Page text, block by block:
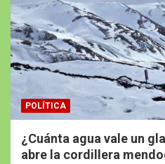
POLÍTICA
¿Cuánta agua vale un
abre la cordillera